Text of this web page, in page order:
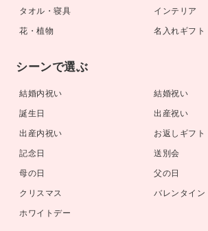
タオル・寝具
インテリア
花・植物
名入れギフト
シーンで選ぶ
結婚内祝い
結婚祝い
誕生日
出産祝い
出産内祝い
お返しギフト
記念日
送別会
母の日
父の日
クリスマス
バレンタイン
ホワイトデー